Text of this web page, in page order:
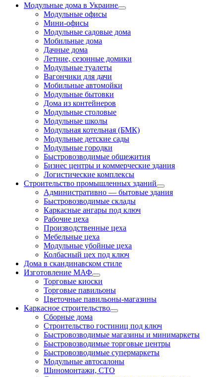
Модульные дома в Украине
Модульные офисы
Мини-офисы
Модульные садовые дома
Мобильные дома
Дачные дома
Летние, сезонные домики
Модульные туалеты
Вагончики для дачи
Мобильные автомойки
Модульные бытовки
Дома из контейнеров
Модульные столовые
Модульные школы
Модульная котельная (БМК)
Модульные детские сады
Модульные городки
Быстровозводимые общежития
Бизнес центры и коммерческие здания
Логистические комплексы
Строительство промышленных зданий
Административно — бытовые здания
Быстровозводимые склады
Каркасные ангары под ключ
Рабочие цеха
Производственные цеха
Мебельные цеха
Модульные убойные цеха
Колбасный цех под ключ
Дома в скандинавском стиле
Изготовление МАФ
Торговые киоски
Торговые павильоны
Цветочные павильоны-магазины
Каркасное строительство
Сборные дома
Строительство гостиниц под ключ
Быстровозводимые магазины и минимаркеты
Быстровозводимые торговые центры
Быстровозводимые супермаркеты
Модульные автосалоны
Шиномонтажи, СТО